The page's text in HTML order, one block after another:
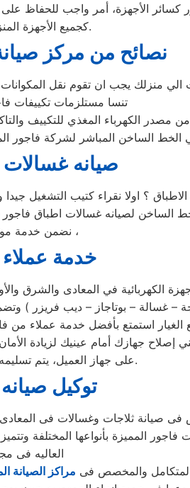
كسائر الأجهزة، أمر واجب للحفاظ
كجميع الأجهزة المنزلية الأخرى، للحفاظ عليها.
نصائح من مركز
منزلك يجب ان تقوم نقل
تنسا مستلزمات تكييفات
مصدر الكهرباء المغذي للتكييف
المباشر لشركة فاجور المعادى وهذا حتي
صيانه
؟ اولا نقراء كتيب التشغيل
الساخن لصيانه غسالات اطباق
نضمن خدمة موثوقة وبالضمان المعتمد ،
خدمة عملاء
الكهربائية في المعادى والشرق
وخصم 25٪ علي جميع قطع الغيار استمتع
إصلاح جهازك أمام عينيك لزيادة
على جهاز العميل، يتم تسليمه بأفضل حالاته لإرضاء العميل العزيز.
توكيل
المميزة بأنواعها المختلفة
العاليه فى
المتكامل والمخصص فى مراكز الصيانة